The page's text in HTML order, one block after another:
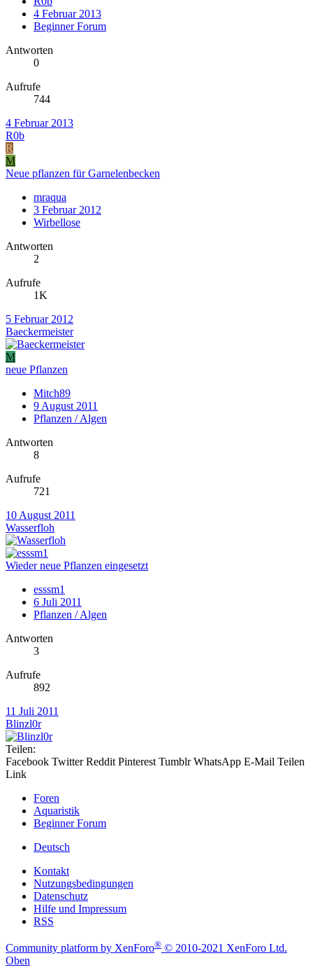
4 Februar 2013
Beginner Forum
Antworten
0
Aufrufe
744
4 Februar 2013
R0b
R
M
Neue pflanzen für Garnelenbecken
mraqua
3 Februar 2012
Wirbellose
Antworten
2
Aufrufe
1K
5 Februar 2012
Baeckermeister
M
neue Pflanzen
Mitch89
9 August 2011
Pflanzen / Algen
Antworten
8
Aufrufe
721
10 August 2011
Wasserfloh
Wieder neue Pflanzen eingesetzt
esssm1
6 Juli 2011
Pflanzen / Algen
Antworten
3
Aufrufe
892
11 Juli 2011
Blinzl0r
Teilen:
Facebook Twitter Reddit Pinterest Tumblr WhatsApp E-Mail Teilen
Link
Foren
Aquaristik
Beginner Forum
Deutsch
Kontakt
Nutzungsbedingungen
Datenschutz
Hilfe und Impressum
RSS
Community platform by XenForo® © 2010-2021 XenForo Ltd.
Oben